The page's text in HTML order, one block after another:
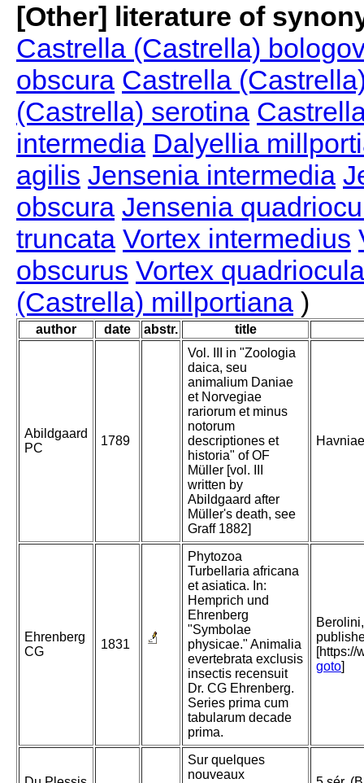
[Other] literature of
Castrella (Castrella)
obscura Castrella
(Castrella) serotina
intermedia Dalyellia
agilis Jensenia intermedia
obscura Jensenia
truncata Vortex intermedius
obscurus Vortex
(Castrella) millportiana )
author date abstr. title
Abildgaard
PC
1789
Vol. III in "Zoologia
daica, seu
animalium Daniae
et Norvegiae
rariorum et minus
notorum
descriptiones et
historia" of OF
Müller [vol. III
written by
Abildgaard after
Müller's death, see
Graff 1882]
Havniae
Ehrenberg
CG
1831
Phytozoa
Turbellaria africana
et asiatica. In:
Hemprich und
Ehrenberg
"Symbolae
physicae." Animalia
evertebrata exclusis
insectis recensuit
Dr. CG Ehrenberg.
Series prima cum
tabularum decade
prima.
[https://
goto]
Sur quelques
nouveaux